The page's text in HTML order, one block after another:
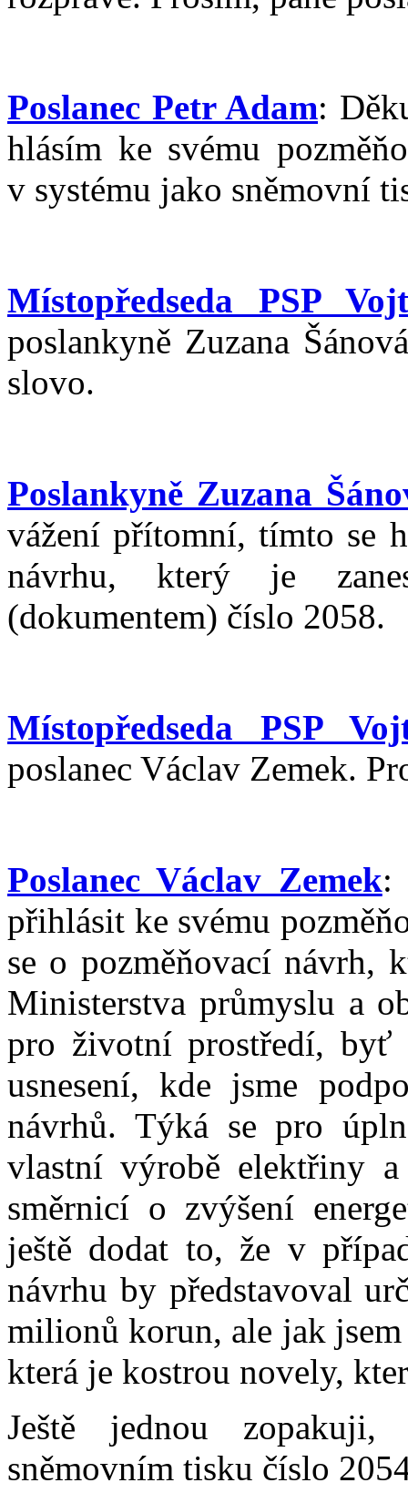
Poslanec Petr Adam:
hlásím ke svému
v systému jako sněmovní
Místopředseda PSP
poslankyně Zuzana
slovo.
Poslankyně Zuzana
vážení přítomní, tímto se
návrhu, který je
(dokumentem) číslo 2058.
Místopředseda PSP
poslanec Václav Zemek.
Poslanec Václav Zemek:
přihlásit ke svému
se o pozměňovací návrh,
Ministerstva průmyslu a
pro životní prostředí, byť
usnesení, kde jsme
návrhů. Týká se pro
vlastní výrobě elektřiny
směrnicí o zvýšení
ještě dodat to, že v
návrhu by představoval
milionů korun, ale jak
která je kostrou novely,
Ještě jednou zopakuji,
sněmovním tisku číslo